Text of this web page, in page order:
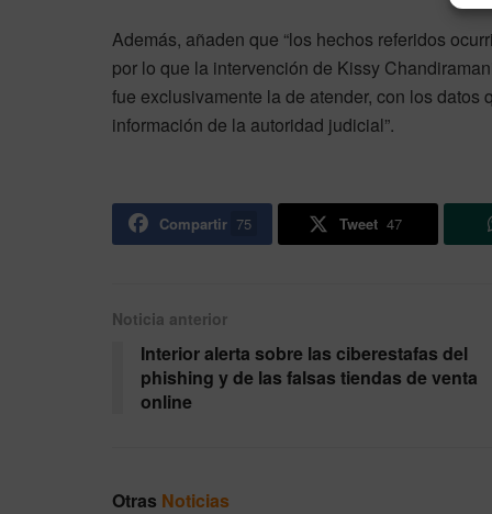
Además, añaden que “los hechos referidos
por lo que la intervención de Kissy
fue exclusivamente la de atender, con los
información de la autoridad judicial”.
Compartir 75 Tweet 47
Noticia anterior
Interior alerta sobre las ciberestafas del
phishing y de las falsas tiendas de venta
online
Otras Noticias